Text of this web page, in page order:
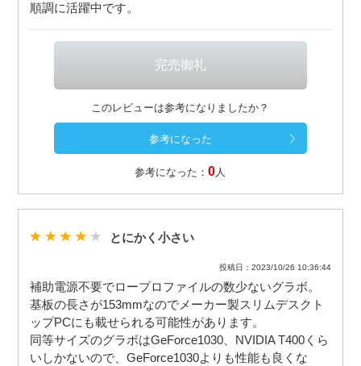
順調に活躍中です。
このレビューは参考になりましたか？
参考になった：0 人
とにかく小さい
投稿日：2023/10/26 10:36:44
補助電源不要でロープロファイルの数少ないグラボ。
基板の長さが153mmなのでメーカー製スリムデスクト
ップPCにも載せられる可能性があります。
同等サイズのグラボはGeForce1030、NVIDIA T400くら
いしかないので、GeForce1030よりも性能も良くな